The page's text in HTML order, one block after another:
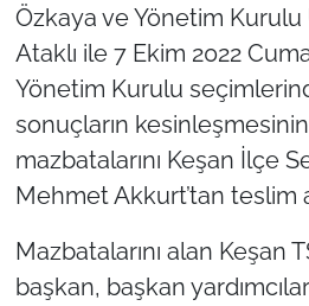
Özkaya ve Yönetim
Ataklı ile 7 Ekim 2022
Yönetim Kurulu
sonuçların
mazbatalarını Keşan İlçe
Mehmet Akkurt’tan teslim
Mazbatalarını alan Keşan
başkan, başkan
KIRKLARELİ
ÇANAKKALE
TÜRKİYE
Bölge